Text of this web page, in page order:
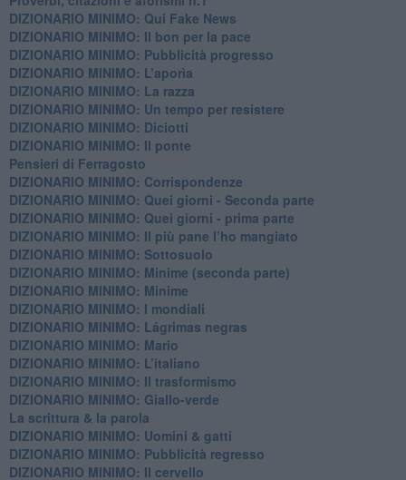
DIZIONARIO MINIMO: Qui Fake News
DIZIONARIO MINIMO: ​Il bon per la pace
DIZIONARIO MINIMO: Pubblicità progresso
DIZIONARIO MINIMO: L’aporìa
DIZIONARIO MINIMO: La razza
DIZIONARIO MINIMO: Un tempo per resistere
DIZIONARIO MINIMO: Diciotti
DIZIONARIO MINIMO: Il ponte
Pensieri di Ferragosto
DIZIONARIO MINIMO: Corrispondenze
DIZIONARIO MINIMO: Quei giorni - Seconda parte
DIZIONARIO MINIMO: Quei giorni - prima parte
DIZIONARIO MINIMO: Il più pane l’ho mangiato
DIZIONARIO MINIMO: Sottosuolo
DIZIONARIO MINIMO: Minime (seconda parte)
DIZIONARIO MINIMO: Minime
DIZIONARIO MINIMO: ​I mondiali
DIZIONARIO MINIMO: ​Lágrimas negras
DIZIONARIO MINIMO: Mario
DIZIONARIO MINIMO: L’italiano
DIZIONARIO MINIMO: Il trasformismo
DIZIONARIO MINIMO: Giallo-verde
La scrittura & la parola
​DIZIONARIO MINIMO: Uomini & gatti
DIZIONARIO MINIMO: ​Pubblicità regresso
DIZIONARIO MINIMO: Il cervello